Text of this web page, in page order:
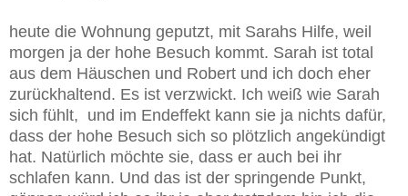
heute die Wohnung geputzt, mit Sarahs Hilfe, weil
morgen ja der hohe Besuch kommt. Sarah ist total
aus dem Häuschen und Robert und ich doch eher
zurückhaltend. Es ist verzwickt. Ich weiß wie Sarah
sich fühlt, und im Endeffekt kann sie ja nichts dafür,
dass der hohe Besuch sich so plötzlich angekündigt
hat. Natürlich möchte sie, dass er auch bei ihr
schlafen kann. Und das ist der springende Punkt,